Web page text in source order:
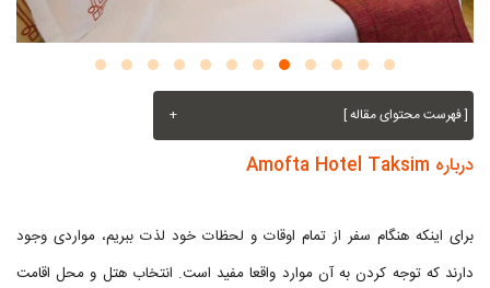
[ فهرست محتوای مقاله ] +
درباره Amofta Hotel Taksim
برای اینکه هنگام سفر از تمام اوقات و لحظات خود لذت ببریم، مواردی وجود
دارند که توجه کردن به آن موارد واقعا مفید است. انتخاب هتل و محل اقامت